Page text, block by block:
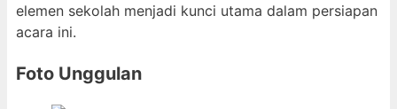
elemen sekolah menjadi kunci utama dalam persiapan
acara ini.
Foto Unggulan